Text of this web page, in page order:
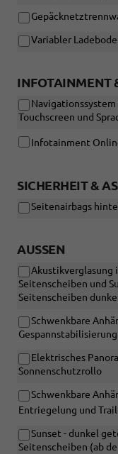
Variabler
INFOTAINMENT
Touchscreen und
Infotainment
SICHERHEIT &
Seitenairbags
AUSSEN
Akustikverglasung
Seitenscheiben und
Seitenscheiben
Schwenkbare
Gespannstabilisierung
Elektrisches
Sonnenschutzrollo
Schwenkbare
Entriegelung und
Sunset - dunkel
Seitenscheiben (ab